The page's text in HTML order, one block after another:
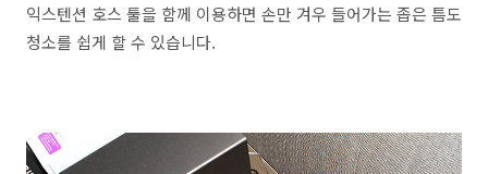
익스텐션 호스 툴을 함께 이용하면 손만 겨우 들어가는 좁은 틈도
청소를 쉽게 할 수 있습니다.